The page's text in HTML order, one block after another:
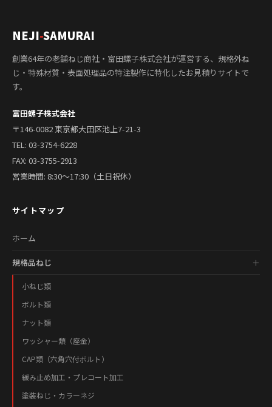
NEJI-SAMURAI
創業64年の老舗ねじ商社・富田螺子株式会社が運営する、規格外ね
じ・特殊材質・表面処理品の特注製作に特化したお見積りサイトで
す。
富田螺子株式会社
〒146-0082 東京都大田区池上7-21-3
TEL: 03-3754-6228
FAX: 03-3755-2913
営業時間: 8:30〜17:30（土日祝休）
サイトマップ
ホーム
規格品ねじ
小ねじ類
ボルト類
ナット類
ワッシャー類（座金）
CAP類（六角穴付ボルト）
緩み止め加工・プレコート加工
塗装ねじ・カラーネジ